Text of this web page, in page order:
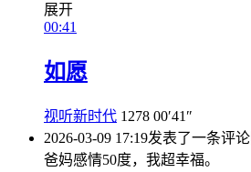
展开
00:41
如愿
视听新时代 1278 00′41″
2026-03-09 17:19发表了一条评论
爸妈感情50度，我超幸福。